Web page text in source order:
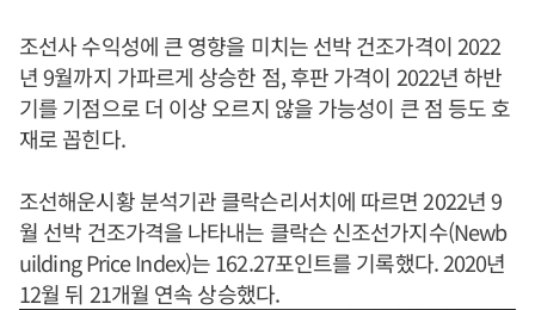
조선사 수익성에 큰 영향을 미치는 선박 건조가격이 2022
년 9월까지 가파르게 상승한 점, 후판 가격이 2022년 하반
기를 기점으로 더 이상 오르지 않을 가능성이 큰 점 등도 호
재로 꼽힌다.
조선해운시황 분석기관 클락슨리서치에 따르면 2022년 9
월 선박 건조가격을 나타내는 클락슨 신조선가지수(Newb
uilding Price Index)는 162.27포인트를 기록했다. 2020년
12월 뒤 21개월 연속 상승했다.